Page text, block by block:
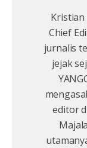
Kristian
Chief
jurnalis
jejak
editor